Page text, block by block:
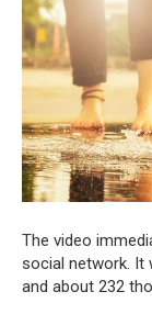
The video
social network. It
and about 232